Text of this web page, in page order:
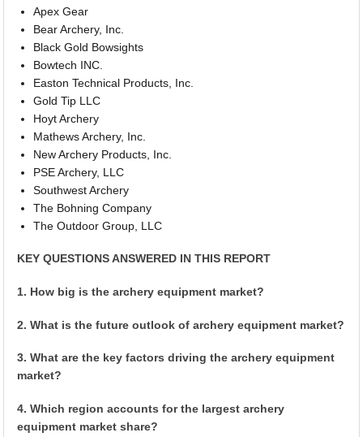
Apex Gear
Bear Archery, Inc.
Black Gold Bowsights
Bowtech INC.
Easton Technical Products, Inc.
Gold Tip LLC
Hoyt Archery
Mathews Archery, Inc.
New Archery Products, Inc.
PSE Archery, LLC
Southwest Archery
The Bohning Company
The Outdoor Group, LLC
KEY QUESTIONS ANSWERED IN THIS REPORT
1. How big is the archery equipment market?
2. What is the future outlook of archery equipment market?
3. What are the key factors driving the archery equipment
market?
4. Which region accounts for the largest archery
equipment market share?